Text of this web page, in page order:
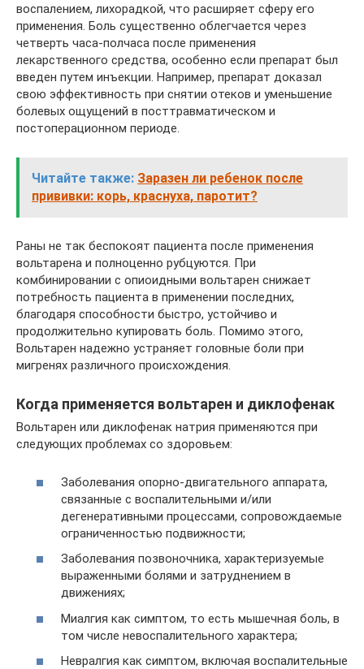
воспалением, лихорадкой, что расширяет сферу его
применения. Боль существенно облегчается через
четверть часа-полчаса после применения
лекарственного средства, особенно если препарат был
введен путем инъекции. Например, препарат доказал
свою эффективность при снятии отеков и уменьшение
болевых ощущений в посттравматическом и
постоперационном периоде.
Читайте также: Заразен ли ребенок после
прививки: корь, краснуха, паротит?
Раны не так беспокоят пациента после применения
вольтарена и полноценно рубцуются. При
комбинировании с опиоидными вольтарен снижает
потребность пациента в применении последних,
благодаря способности быстро, устойчиво и
продолжительно купировать боль. Помимо этого,
Вольтарен надежно устраняет головные боли при
мигренях различного происхождения.
Когда применяется вольтарен и диклофенак
Вольтарен или диклофенак натрия применяются при
следующих проблемах со здоровьем:
Заболевания опорно-двигательного аппарата,
связанные с воспалительными и/или
дегенеративными процессами, сопровождаемые
ограниченностью подвижности;
Заболевания позвоночника, характеризуемые
выраженными болями и затруднением в
движениях;
Миалгия как симптом, то есть мышечная боль, в
том числе невоспалительного характера;
Невралгия как симптом, включая воспалительные